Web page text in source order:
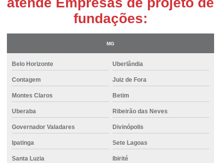
Argamassa para parede
Argamassa para piscina
Argamassa polimérica
Argamassa porcelanato
Argamassa preço
Cimento para alvenaria
Cimento para argamassa
fundações:
MG
Belo Horizonte Uberlândia
Contagem Juiz de Fora
Montes Claros Betim
Uberaba Ribeirão das Neves
Governador Valadares Divinópolis
Ipatinga Sete Lagoas
Santa Luzia Ibirité